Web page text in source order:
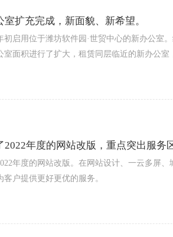
室扩充完成，新面貌、新希望。
初启用位于潍坊软件园·世贸中心的新办公室
室面积进行了扩大，租赁同层临近的新办公室
2022年度的网站改版，重点突出服务
年度的网站改版。在网站设计、一云多屏
客户提供更好更优的服务。